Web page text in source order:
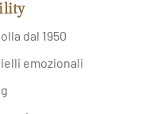
dal 1950
emozionali